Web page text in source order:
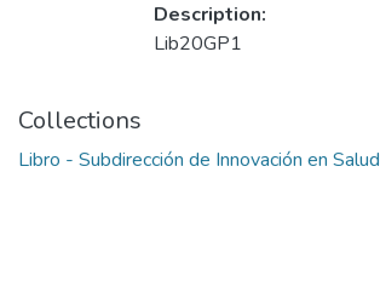
Description:
Lib20GP1
Collections
Libro - Subdirección de Innovación en Salud